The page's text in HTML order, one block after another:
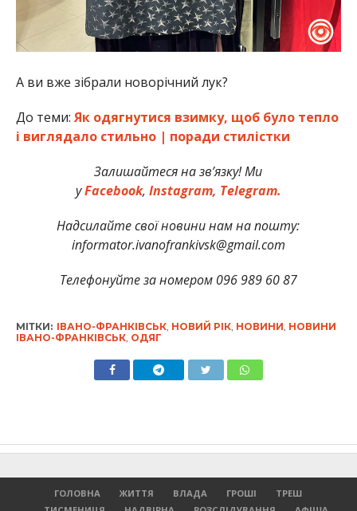
А ви вже зібрали новорічний лук?
До теми: Як одягнутися взимку, щоб було тепло
і виглядало стильно | поради стилістки
Залишайтеся на зв’язку! Ми
уFacebook, Instagram, Telegram.
Надсилайте свої новини нам на пошту:
informator.ivanofrankivsk@gmail.com
Телефонуйте за номером 096 989 60 87
МІТКИ: ІВАНО-ФРАНКІВСЬК, НОВИЙ РІК, НОВИНИ НОВИНИ
ІВАНО-ФРАНКІВСЬК, ОДЯГ
ГОЛОВНА ЖИТТЯ ВЛАДА ГРОШІ
ТРЕШ